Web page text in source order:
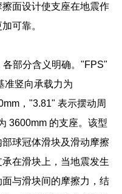
面设计使支座在地震作
可靠。
部分含义明确。"FPS"
准竖向承载力为
，"3.81" 表示摆动周
3600mm 的支座。该型
球冠体滑块及滑动摩擦
在滑块上，当地震发生
与滑块间的摩擦力，结